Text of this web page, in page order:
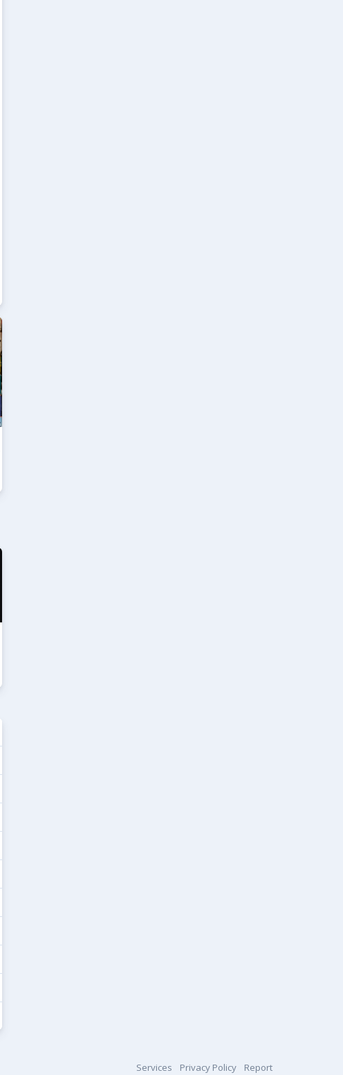
Services Privacy Policy Report